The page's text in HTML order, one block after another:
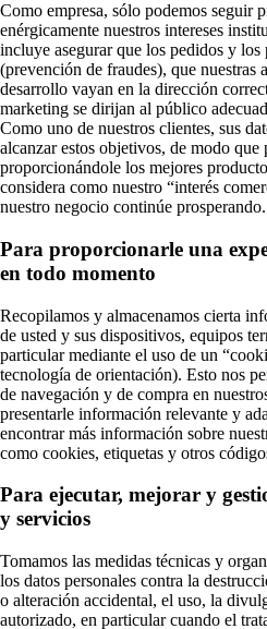
Como empresa, sólo podemos seguir
enérgicamente nuestros intereses
incluye asegurar que los pedidos y los
(prevención de fraudes), que nuestras
desarrollo vayan en la dirección
marketing se dirijan al público
Como uno de nuestros clientes, sus
alcanzar estos objetivos, de modo que
proporcionándole los mejores
considera como nuestro “interés
nuestro negocio continúe prosperando.
Para proporcionarle una
en todo momento
Recopilamos y almacenamos cierta
de usted y sus dispositivos, equipos
particular mediante el uso de un
tecnología de orientación). Esto nos
de navegación y de compra en
presentarle información relevante y
encontrar más información sobre
como cookies, etiquetas y otros
Para ejecutar, mejorar y
y servicios
Tomamos las medidas técnicas y
los datos personales contra la
o alteración accidental, el uso, la
autorizado, en particular cuando el